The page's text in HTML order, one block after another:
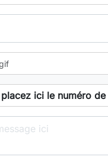
ici le numéro